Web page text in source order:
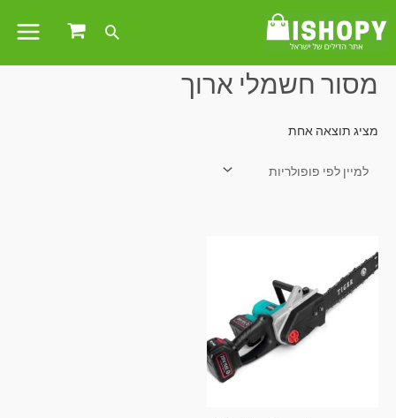
עמוד הבית/ מוצרים המתויגים “מסור חשמלי ארוך”
מסור חשמלי ארוך
מציג תוצאה אחת